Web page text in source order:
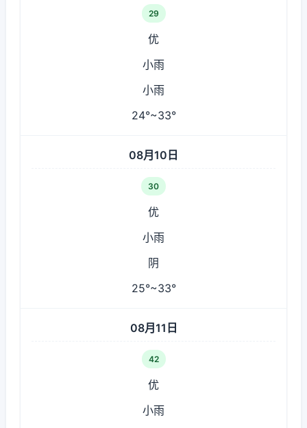
29
优
小雨
小雨
24°~33°
08月10日
30
优
小雨
阴
25°~33°
08月11日
42
优
小雨